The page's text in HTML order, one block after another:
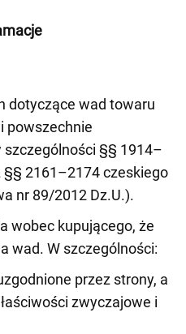
dotyczące wad towaru
powszechnie
§§ 1914–
2161–2174 czeskiego
nr 89/2012 Dz.U.).
wobec kupującego, że
wad. W szczególności:
przez strony, a
zwyczajowe i